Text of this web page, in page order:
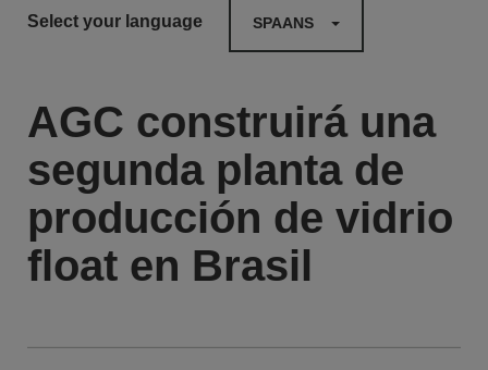
Select your language SPAANS
AGC construirá una
segunda planta de
producción de vidrio
float en Brasil